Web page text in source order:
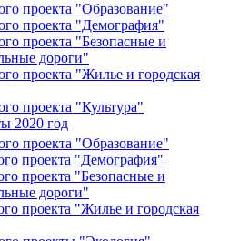
проекта "Образование"
проекта "Демография"
проекта "Безопасные и
дороги"
проекта "Жилье и городская
проекта "Культура"
2020 год
проекта "Образование"
проекта "Демография"
проекта "Безопасные и
дороги"
проекта "Жилье и городская